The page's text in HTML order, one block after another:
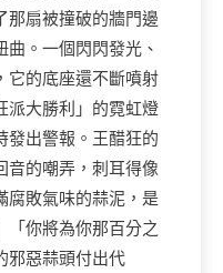
那扇被撞破的牆門邊
。一個閃閃發光、
它的底座還不斷噴射
派大勝利」的霓虹燈
發出警報。王醋狂的
音的嘲弄，刺耳得像
腐敗氣味的蒜泥，是
「你將為你那百分之
邪惡蒜頭付出代